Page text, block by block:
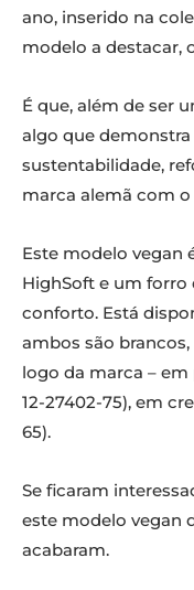
ano, inserido na
modelo a destacar,
É que, além de ser
algo que demonstra
sustentabilidade,
marca alemã com
Este modelo vegan
HighSoft e um forro
conforto. Está
ambos são
logo da marca –
12-27402-75), em
65).
Se ficaram
este modelo vegan
acabaram.